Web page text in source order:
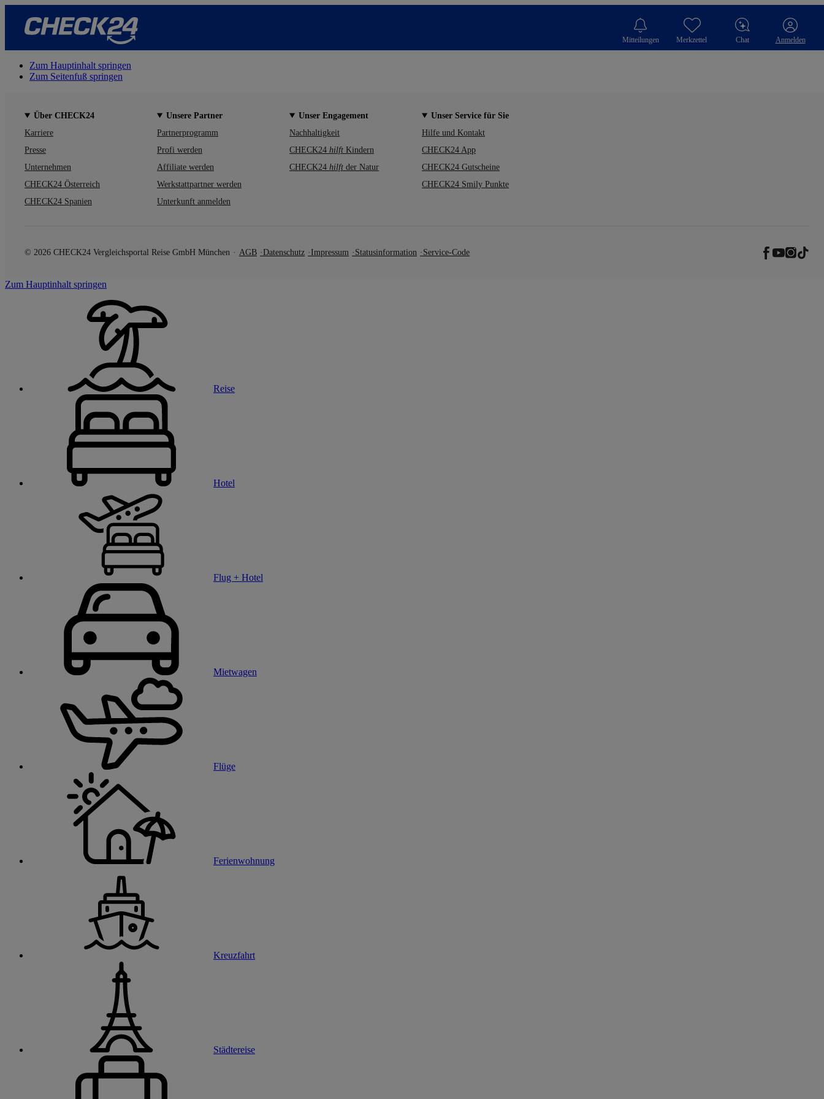
Mitteilungen Merkzettel Chat Anmelden
Zum Hauptinhalt springen
Zum Seitenfuß springen
Über CHECK24
Karriere
Presse
Unternehmen
CHECK24 Österreich
CHECK24 Spanien
Unsere Partner
Partnerprogramm
Profi werden
Affiliate werden
Werkstattpartner werden
Unterkunft anmelden
Unser Engagement
Nachhaltigkeit
CHECK24 hilft Kindern
CHECK24 hilft der Natur
Unser Service für Sie
Hilfe und Kontakt
CHECK24 App
CHECK24 Gutscheine
CHECK24 Smily Punkte
© 2026 CHECK24 Vergleichsportal Reise GmbH München AGB Datenschutz Impressum Statusinformation Service-Code
Zum Hauptinhalt springen
Reise
Hotel
Flug + Hotel
Mietwagen
Flüge
Ferienwohnung
Kreuzfahrt
Städtereise